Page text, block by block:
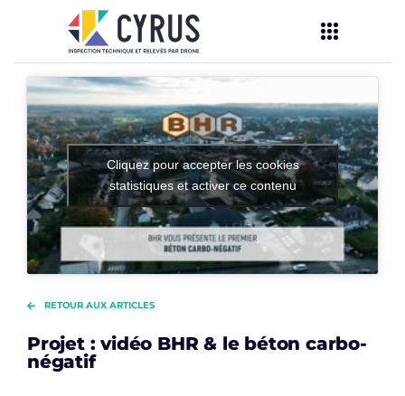
Cliquez pour accepter les cookies
statistiques et activer ce contenu
RETOUR AUX ARTICLES
Projet : vidéo BHR & le béton carbo-
négatif